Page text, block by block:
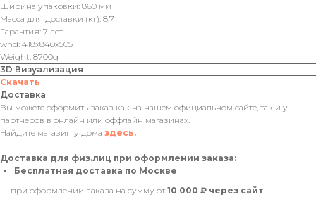
Ширина упаковки: 860 мм
Масса для доставки (кг): 8,7
Гарантия: 7 лет
whd: 418x840x505
Weight: 8700g
3D Визуализация
Скачать
Доставка
Вы можете оформить заказ как на нашем официальном сайте, так и у
партнеров в онлайн или оффлайн магазинах.
Найдите магазин у дома здесь.
Доставка для физ.лиц при оформлении заказа:
Бесплатная доставка по Москве
— при оформлении заказа на сумму от 10 000 ₽ через сайт.